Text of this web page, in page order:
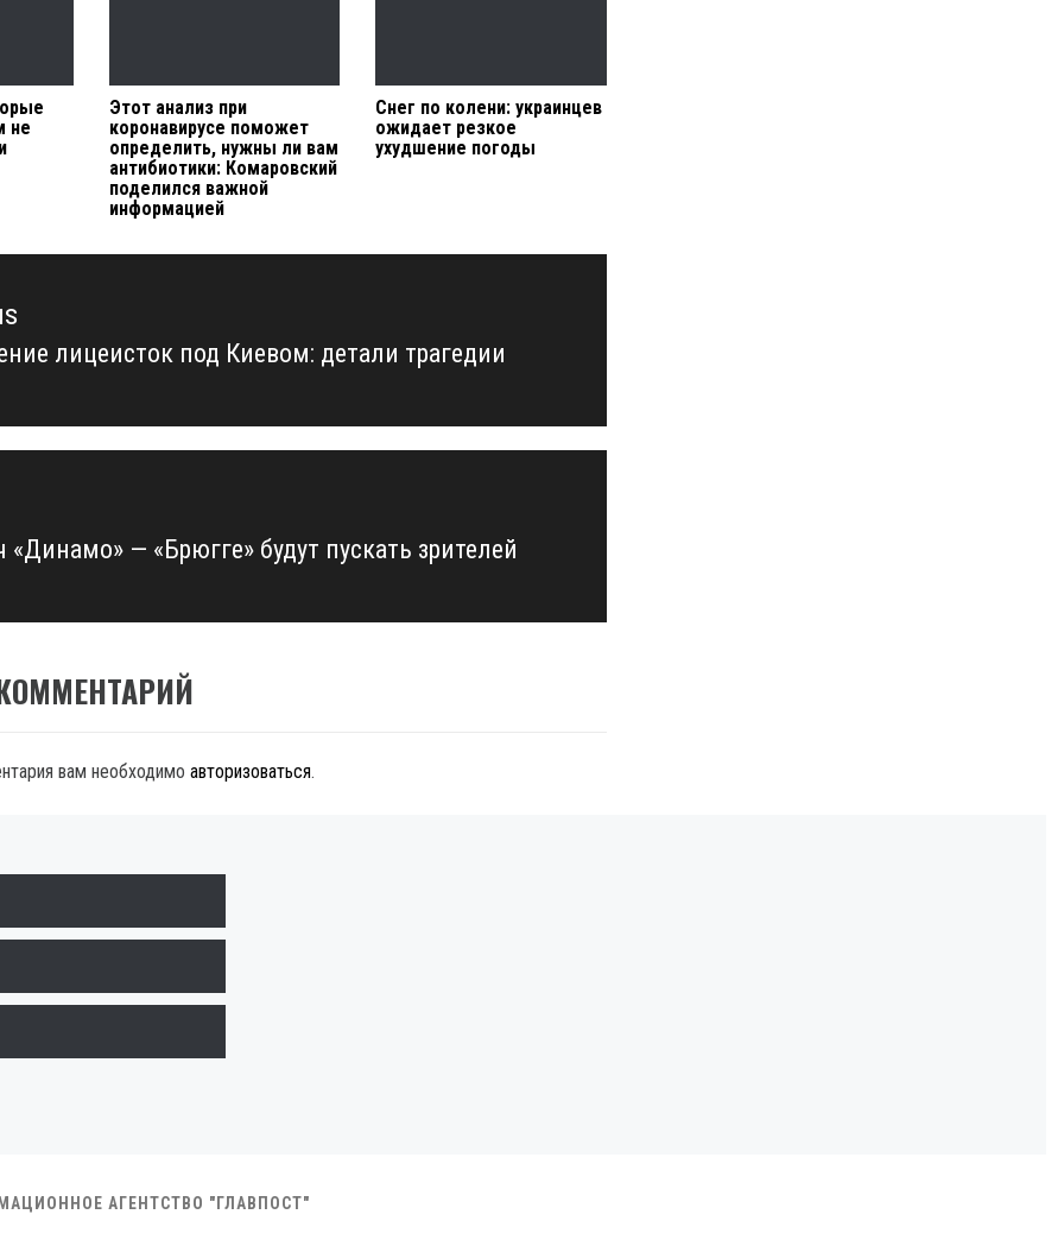
не
Этот анализ при
коронавирусе поможет
определить, нужны ли вам
антибиотики: Комаровский
поделился важной
информацией
Снег по колени: украинцев
ожидает резкое
ухудшение погоды
лицеисток под Киевом: детали трагедии
«Динамо» — «Брюгге» будут пускать зрителей
вам необходимо авторизоваться.
АГЕНТСТВО "ГЛАВПОСТ"